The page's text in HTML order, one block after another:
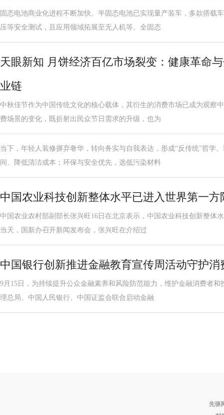
固态电池商业化进程不断加快。半固态电池已实现量产装车，多款搭载
压等安全测试，且应用领域拓展至无人机等。全固态
天眼新知 月饼经济百亿市场裂变：健康革命
业链
中秋佳节作为中国传统文化的核心载体，其衍生的消费市场已成为观察
费场景的变化，既折射出民众节日需求的升级，也为
当下，年轻人装修摒弃奢华，转向务实与自我表达，形成“反传统”哲学
间、降低清洁成本；环保与安全优先，选低污染材料
中国农业科技创新整体水平已进入世界第一方
中国农业农村部副部长张兴旺16日在北京表示，中国农业科技创新整体
当天，国新办召开新闻发布会，张兴旺在介绍过
中国银行创新推进金融教育宣传周活动守护消
9月15日，为持续提升公众金融素养和风险防范能力，维护金融消费者
理总局、中国人民银行、中国证监会联合启动金融
先驱